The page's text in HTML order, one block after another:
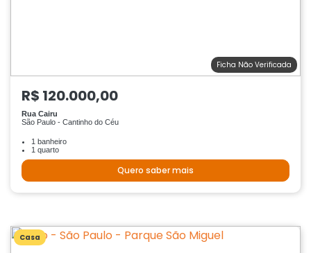
Ficha Não Verificada
R$ 120.000,00
Rua Cairu
São Paulo - Cantinho do Céu
1 banheiro
1 quarto
Quero saber mais
Casa